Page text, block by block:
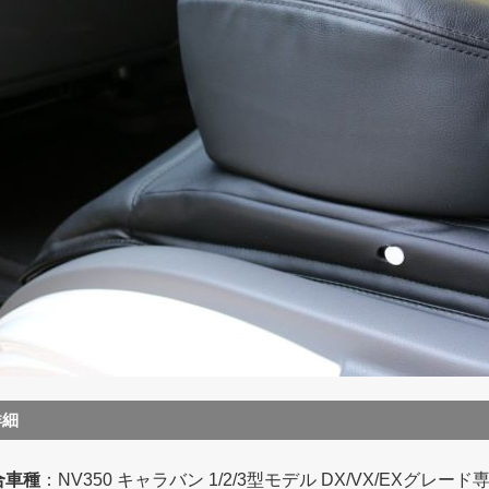
車種 ：NV350 キャラバン 1/2/3型モデル DX/VX/EXグレード